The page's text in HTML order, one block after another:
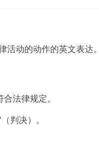
活动的动作的英文表达
法律规定。
判决）。